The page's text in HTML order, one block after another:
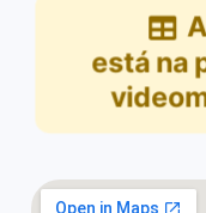
está na